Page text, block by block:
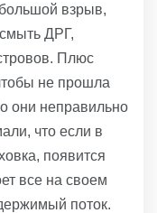
взрыв,
ДРГ,
Плюс
не прошла
они неправильно
что если в
появится
все на своем
поток.